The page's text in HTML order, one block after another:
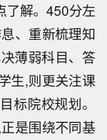
了解。450分左
、重新梳理知
薄弱科目、答
生,则更关注课
标院校规划。
是围绕不同基